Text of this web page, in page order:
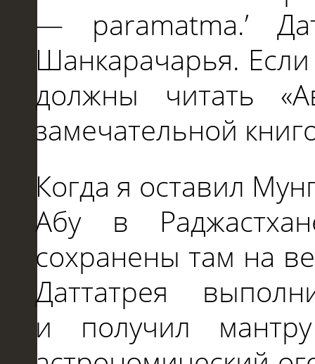
— paramatma.’
Шанкарачарья.
должны читать
замечательной
Когда я оставил
Абу в
сохранены там на
Даттатрея
и получил